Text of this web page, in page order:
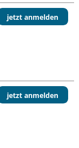
jetzt anmelden
jetzt anmelden